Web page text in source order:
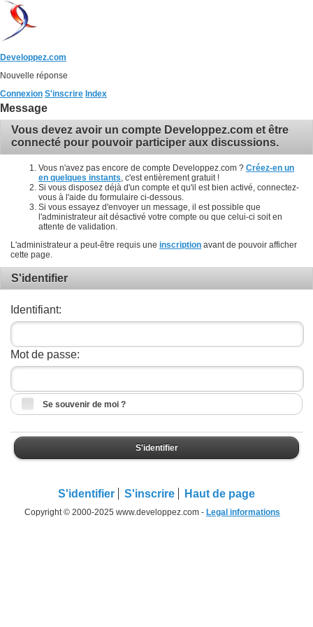
Developpez.com
Nouvelle réponse
Connexion S'inscrire Index
Message
Vous devez avoir un compte Developpez.com et être
connecté pour pouvoir participer aux discussions.
Vous n'avez pas encore de compte Developpez.com ? Créez-en un
en quelques instants , c'est entièrement gratuit !
Si vous disposez déjà d'un compte et qu'il est bien activé, connectez-
vous à l'aide du formulaire ci-dessous.
Si vous essayez d'envoyer un message, il est possible que
l'administrateur ait désactivé votre compte ou que celui-ci soit en
attente de validation.
L'administrateur a peut-être requis une inscription avant de pouvoir afficher
cette page.
S'identifier
Identifiant:
Mot de passe:
Se souvenir de moi ?
S'identifier
S'identifier S'inscrire Haut de page
Copyright © 2000-2025 www.developpez.com - Legal informations